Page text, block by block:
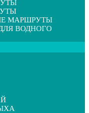
МАРШРУТЫ
ВОДНОГО